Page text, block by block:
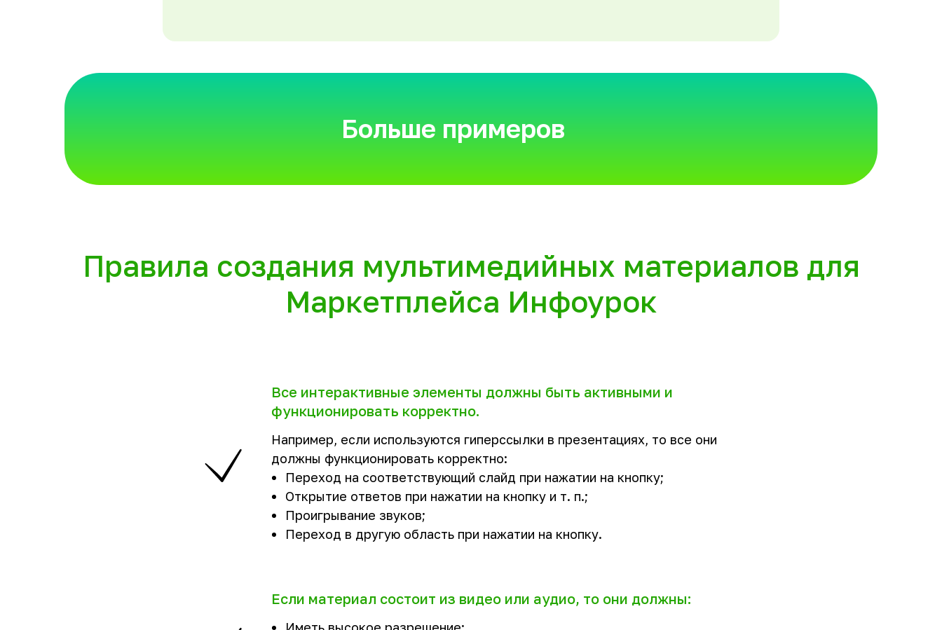
Больше примеров
Правила создания мультимедийных материалов для
Маркетплейса Инфоурок
Все интерактивные элементы должны быть активными и
функционировать корректно.
Например, если используются гиперссылки в презентациях, то все они
должны функционировать корректно:
Переход на соответствующий слайд при нажатии на кнопку;
Открытие ответов при нажатии на кнопку и т. п.;
Проигрывание звуков;
Переход в другую область при нажатии на кнопку.
Если материал состоит из видео или аудио, то они должны: